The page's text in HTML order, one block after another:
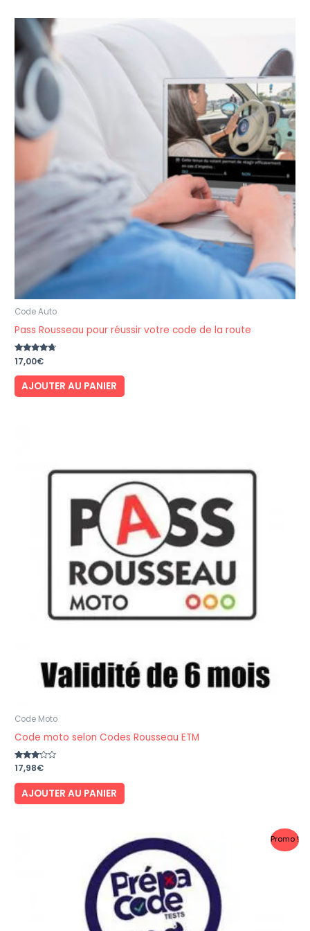
Code Auto
Pass Rousseau pour réussir votre code de la route
Note
4.50
sur 5
17,00€
AJOUTER AU PANIER
Code Moto
Code moto selon Codes Rousseau ETM
Note
3.00
sur 5
17,98€
AJOUTER AU PANIER
Promo !